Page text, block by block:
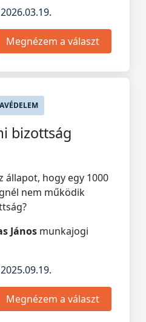
2026.03.19.
Megnézem a választ
bizottság
állapot, hogy egy 1000
nem működik
János munkajogi
2025.09.19.
Megnézem a választ